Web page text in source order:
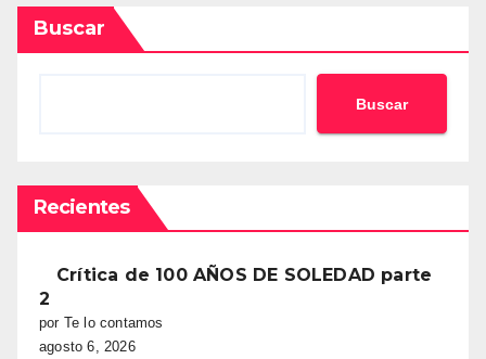
Buscar
Buscar
Recientes
Crítica de 100 AÑOS DE SOLEDAD parte
2
por Te lo contamos
agosto 6, 2026